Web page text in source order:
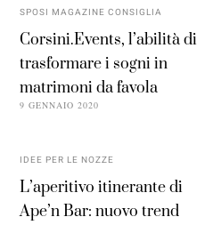
SPOSI MAGAZINE CONSIGLIA
Corsini.Events, l’abilità di
trasformare i sogni in
matrimoni da favola
9 GENNAIO 2020
IDEE PER LE NOZZE
L’aperitivo itinerante di
Ape’n Bar: nuovo trend